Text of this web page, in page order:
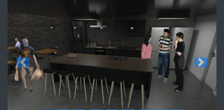
Previous Next